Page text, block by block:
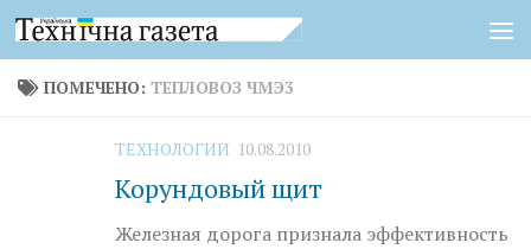
Перейти к содержимому
ПОМЕЧЕНО: ТЕПЛОВОЗ ЧМЭ3
ТЕХНОЛОГИИ 10.08.2010
Корундовый щит
Железная дорога признала эффективность